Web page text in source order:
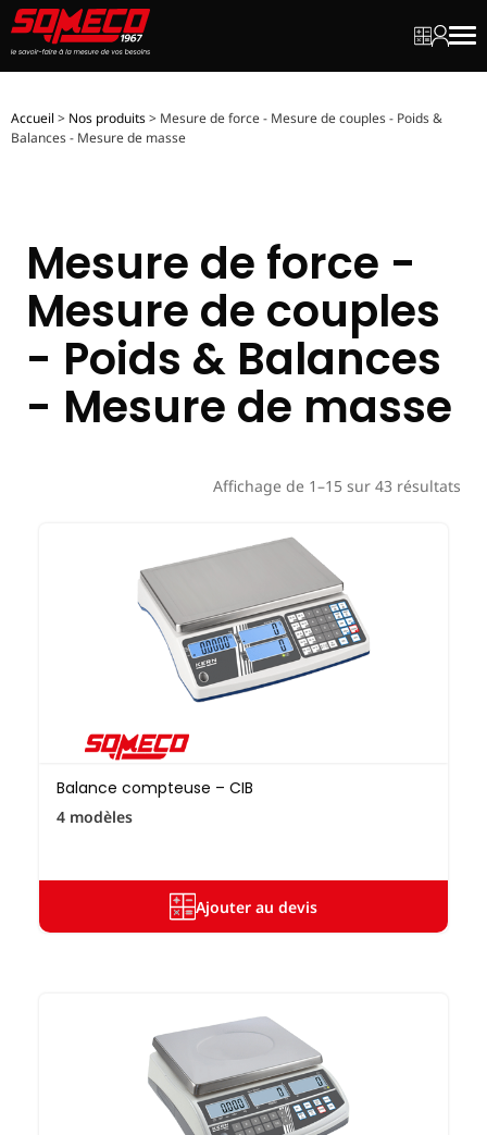
MonMon
Accueil > Nos produits> Mesure de force - Mesure de couples - Poids &
Balances - Mesure de masse
Mesure de force -
Mesure de couples
- Poids & Balances
- Mesure de masse
Affichage de 1–15 sur 43 résultats
Balance compteuse – CIB
4 modèles
Ajouter au devis